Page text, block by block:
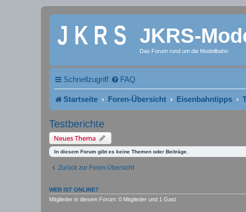
JKRS-
Das Forum rund um die Modellbahn
Schnellzugriff FAQ
Startseite Foren-Übersicht Eisenbahntipps
Testberichte
Neues Thema
In diesem Forum gibt es keine Themen oder Beiträge.
Zurück zur Foren-Übersicht
WER IST ONLINE?
Mitglieder in diesem Forum: 0 Mitglieder und 1 Gast